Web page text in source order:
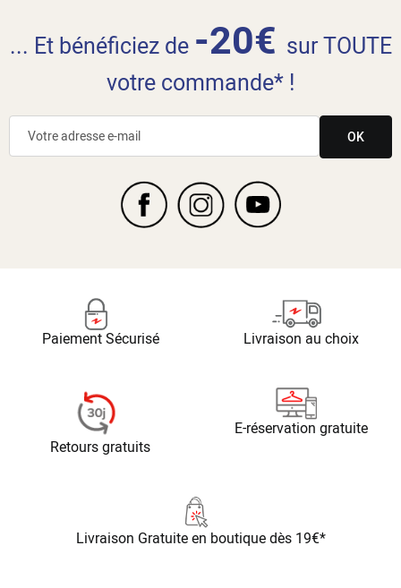
... Et bénéficiez de -20€ sur TOUTE
votre commande* !
OK
Paiement Sécurisé Livraison au choix
Retours gratuits
E-réservation gratuite
Livraison Gratuiteen boutique dès 19€*